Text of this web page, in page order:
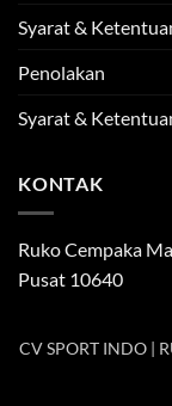
Syarat &
Penolakan
Syarat &
KONTAK
Ruko Cempaka
Pusat 10640
CV SPORT INDO |